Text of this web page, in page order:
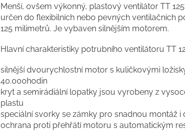
Menší, ovšem výkonný, plastový ventilátor TT
určen do flexibilních nebo pevných ventilačních
125 milimetrů. Je vybaven silnějším motorem.
Hlavní charakteristiky potrubního ventilátoru TT
silnější dvourychlostní motor s kuličkovými
40.000hodin
kryt a semirádiální lopatky jsou vyrobeny z
plastu
speciální svorky se zámky pro snadnou montáž i
ochrana proti přehřátí motoru s automatickým